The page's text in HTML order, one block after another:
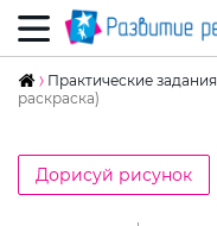
Практические задания
раскраска)
Дорисуй рисунок